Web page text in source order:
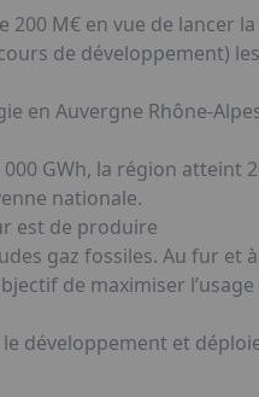
200 M€ en vue de lancer
de développement)
en Auvergne Rhône-
GWh, la région atteint
nationale.
est de produire
gaz fossiles. Au fur et à
de maximiser l’usage
développement et